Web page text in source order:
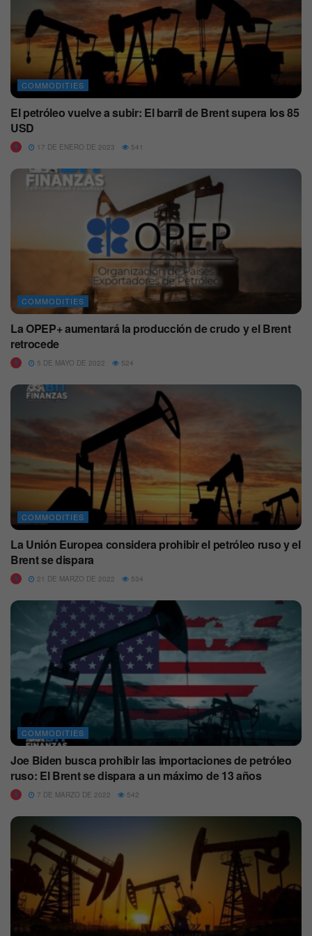
COMMODITIES
El petróleo vuelve a subir: El barril de Brent supera los 85
USD
17 DE ENERO DE 2023 541
COMMODITIES
La OPEP+ aumentará la producción de crudo y el Brent
retrocede
5 DE MAYO DE 2022 524
COMMODITIES
La Unión Europea considera prohibir el petróleo ruso y el
Brent se dispara
21 DE MARZO DE 2022 534
COMMODITIES
Joe Biden busca prohibir las importaciones de petróleo
ruso: El Brent se dispara a un máximo de 13 años
7 DE MARZO DE 2022 542